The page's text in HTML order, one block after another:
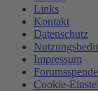
Links
Kontakt
Datenschutz
Impressum
Cookie-